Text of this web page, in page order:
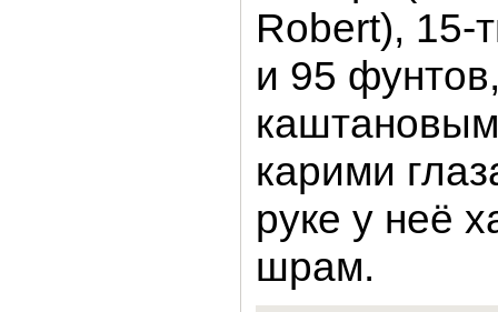
Robert), 15-
и 95
карими
руке у неё
шрам.